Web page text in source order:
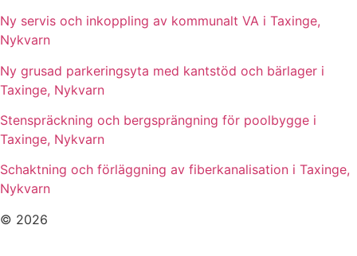
Ny servis och inkoppling av kommunalt VA i Taxinge,
Nykvarn
Ny grusad parkeringsyta med kantstöd och bärlager i
Taxinge, Nykvarn
Stenspräckning och bergsprängning för poolbygge i
Taxinge, Nykvarn
Schaktning och förläggning av fiberkanalisation i Taxinge,
Nykvarn
© 2026